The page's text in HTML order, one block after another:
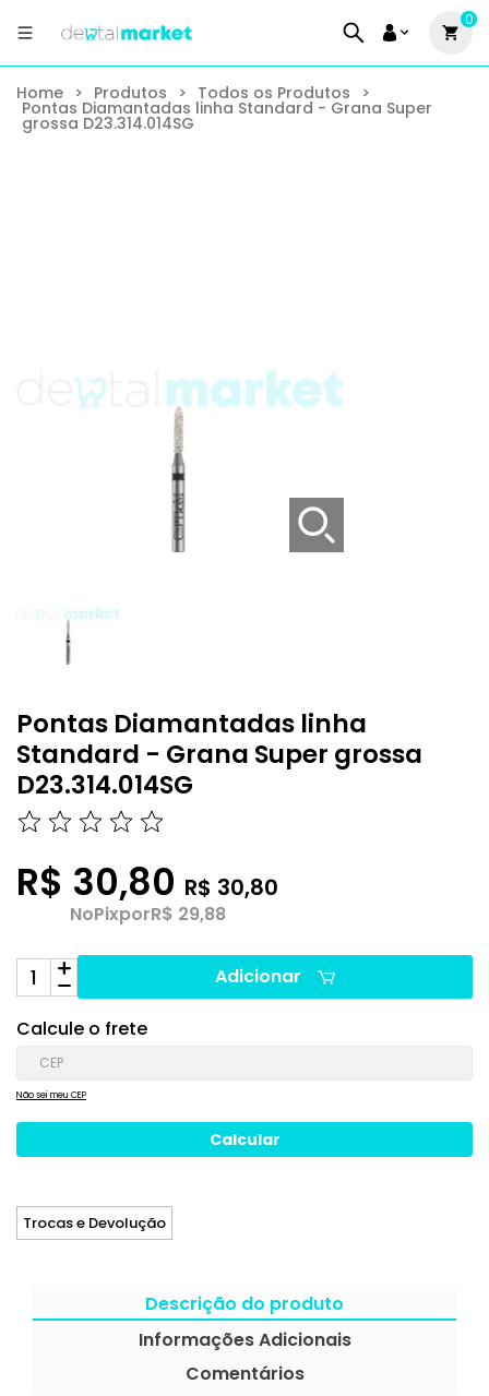
0
Home > Produtos > Todos os Produtos >
Pontas Diamantadas linha Standard - Grana Super
grossa D23.314.014SG
Pontas Diamantadas linha
Standard - Grana Super grossa
D23.314.014SG
R$ 30,80 R$ 30,80
NoPixporR$ 29,88
Adicionar
Calcule o frete
Não sei meu CEP
Trocas e Devolução
Descrição do produto
Informações Adicionais
Comentários